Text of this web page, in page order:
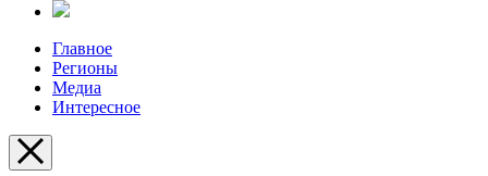
Главное
Регионы
Медиа
Интересное